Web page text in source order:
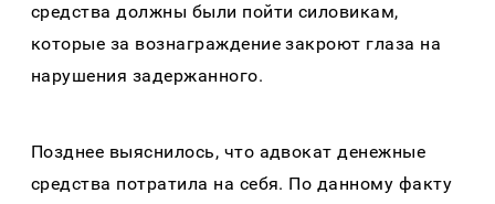
средства должны были пойти силовикам,
которые за вознаграждение закроют глаза на
нарушения задержанного.
Позднее выяснилось, что адвокат денежные
средства потратила на себя. По данному факту